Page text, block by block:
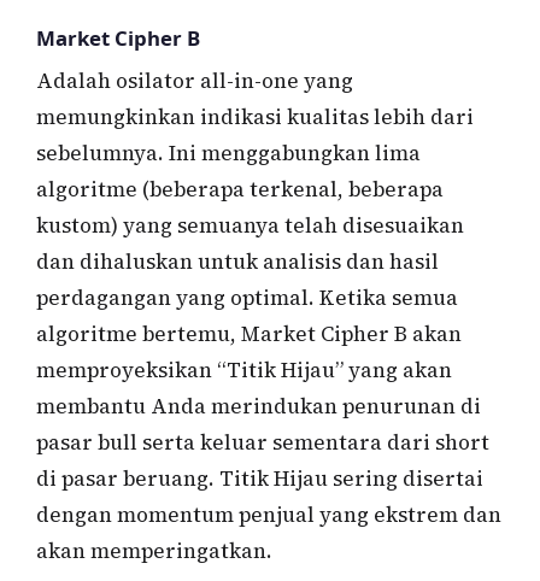
Market Cipher B
Adalah osilator all-in-one yang
memungkinkan indikasi kualitas lebih dari
sebelumnya. Ini menggabungkan lima
algoritme (beberapa terkenal, beberapa
kustom) yang semuanya telah disesuaikan
dan dihaluskan untuk analisis dan hasil
perdagangan yang optimal. Ketika semua
algoritme bertemu, Market Cipher B akan
memproyeksikan “Titik Hijau” yang akan
membantu Anda merindukan penurunan di
pasar bull serta keluar sementara dari short
di pasar beruang. Titik Hijau sering disertai
dengan momentum penjual yang ekstrem dan
akan memperingatkan.